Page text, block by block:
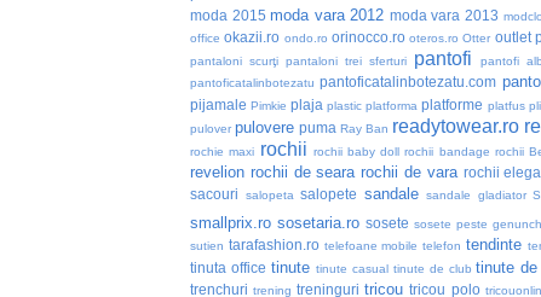
moda 2015 moda vara 2012 moda vara 2013
office okazii.ro ondo.ro orinocco.ro oteros.ro Otter outlet
pantaloni scurţi pantaloni trei sferturi pantofi pantofi
pantoficatalinbotezatu pantoficatalinbotezatu.com
pijamale Pimkie plaja plastic platforma platforme platfus
pulover pulovere puma Ray Ban readytowear.ro
rochie maxi rochii rochii baby doll rochii bandage rochii
revelion rochii de seara rochii de vara rochii
sacouri salopeta salopete sandale sandale gladiator
smallprix.ro sosetaria.ro sosete sosete peste
sutien tarafashion.ro telefoane mobile telefon tendinte
tinuta office tinute tinute casual tinute de club tinute
trenchuri trening treninguri tricou tricou polo